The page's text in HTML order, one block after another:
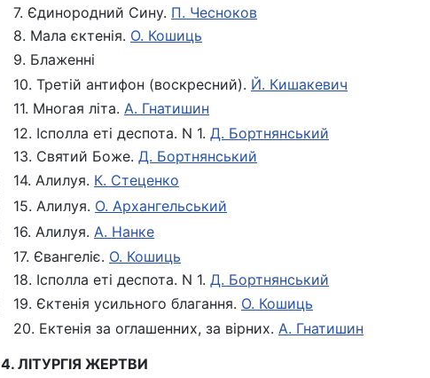
7. Єдинородний Сину. П. Чесноков
8. Мала єктенія. О. Кошиць
9. Блаженні
10. Третій антифон (воскресний). Й. Кишакевич
11. Многая літа. А. Гнатишин
12. Ісполла еті деспота. N 1. Д. Бортнянський
13. Святий Боже. Д. Бортнянський
14. Алилуя. К. Стеценко
15. Алилуя. О. Архангельський
16. Алилуя. А. Нанке
17. Євангеліє. О. Кошиць
18. Ісполла еті деспота. N 1. Д. Бортнянський
19. Єктенія усильного благання. О. Кошиць
20. Ектенія за оглашенних, за вірних. А. Гнатишин
4. ЛІТУРГІЯ ЖЕРТВИ